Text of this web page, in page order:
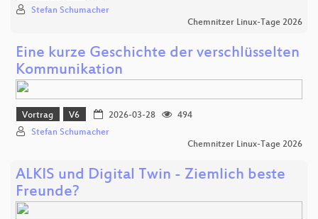
Stefan Schumacher
Chemnitzer Linux-Tage 2026
Eine kurze Geschichte der verschlüsselten
Kommunikation
Vortrag V6 2026-03-28
494
Stefan Schumacher
Chemnitzer Linux-Tage 2026
ALKIS und Digital Twin - Ziemlich beste
Freunde?